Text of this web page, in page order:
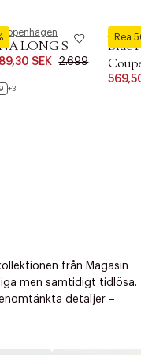
Copenhagen
LONG S
SEK 2.699
+3
Rea
Royal
Blue
från Magasin
men samtidigt tidlösa.
detaljer –